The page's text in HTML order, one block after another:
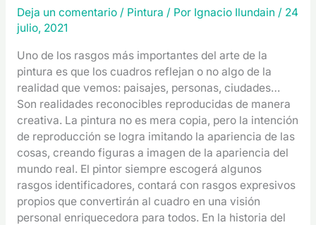
Deja un comentario / Pintura / Por Ignacio Ilundain / 24
julio, 2021
Uno de los rasgos más importantes del arte de la
pintura es que los cuadros reflejan o no algo de la
realidad que vemos: paisajes, personas, ciudades…
Son realidades reconocibles reproducidas de manera
creativa. La pintura no es mera copia, pero la intención
de reproducción se logra imitando la apariencia de las
cosas, creando figuras a imagen de la apariencia del
mundo real. El pintor siempre escogerá algunos
rasgos identificadores, contará con rasgos expresivos
propios que convertirán al cuadro en una visión
personal enriquecedora para todos. En la historia del